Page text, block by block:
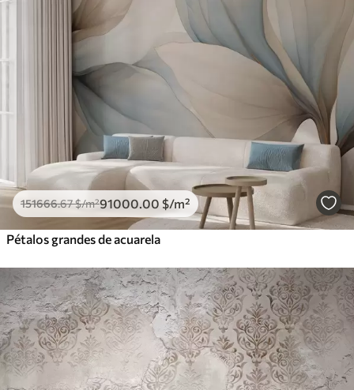
151666.67$/m²91000.00 $/m²
Pétalos grandes de acuarela